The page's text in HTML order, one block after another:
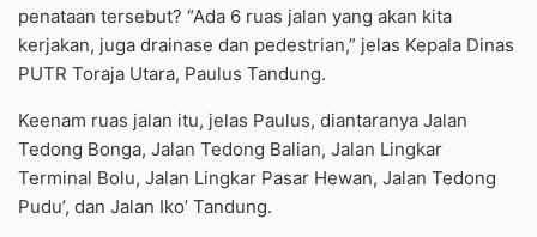
penataan tersebut? “Ada 6 ruas jalan yang akan kita
kerjakan, juga drainase dan pedestrian,” jelas Kepala Dinas
PUTR Toraja Utara, Paulus Tandung.
Keenam ruas jalan itu, jelas Paulus, diantaranya Jalan
Tedong Bonga, Jalan Tedong Balian, Jalan Lingkar
Terminal Bolu, Jalan Lingkar Pasar Hewan, Jalan Tedong
Pudu’, dan Jalan Iko’ Tandung.